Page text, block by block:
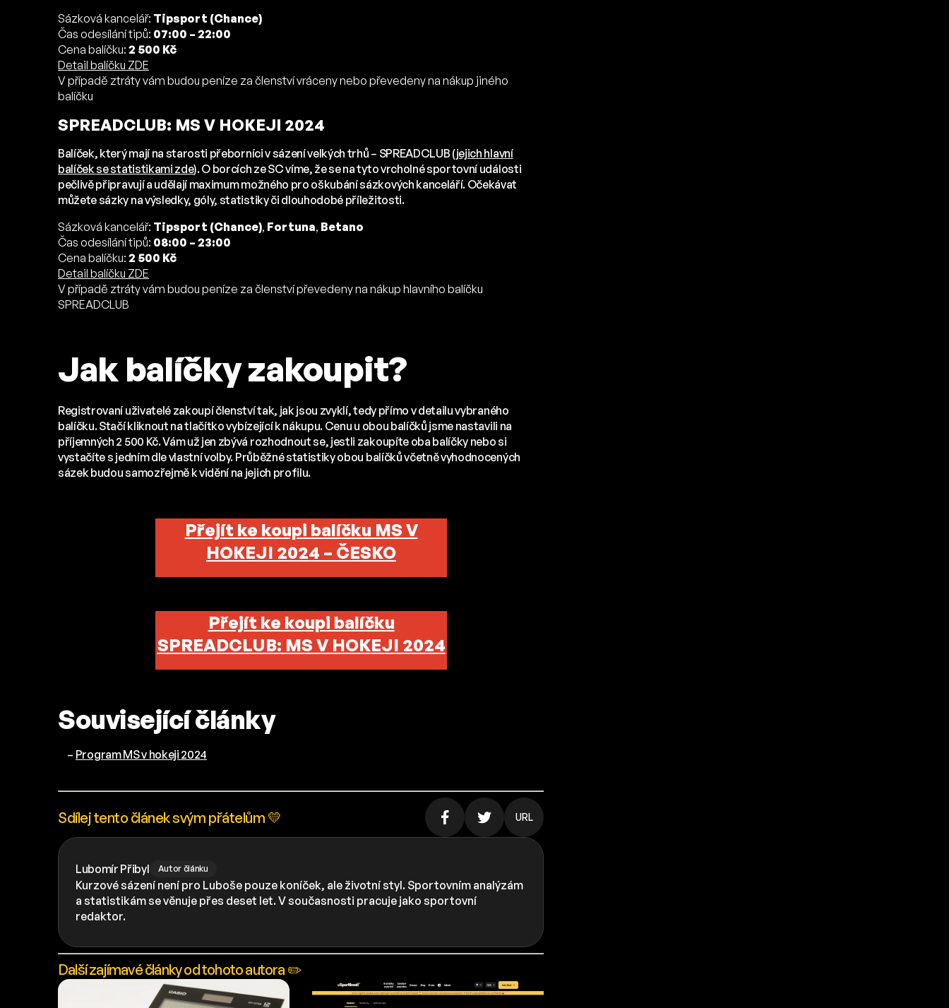
Sázková kancelář: Tipsport (Chance)
Čas odesílání tipů: 07:00 – 22:00
Cena balíčku: 2 500 Kč
Detail balíčku ZDE
V případě ztráty vám budou peníze za členství vráceny nebo převedeny na nákup jiného
balíčku
SPREADCLUB: MS V HOKEJI 2024
Balíček, který mají na starosti přeborníci v sázení velkých trhů – SPREADCLUB (jejich hlavní
balíček se statistikami zde). O borcích ze SC víme, že se na tyto vrcholné sportovní události
pečlivě připravují a udělají maximum možného pro oškubání sázkových kanceláří. Očekávat
můžete sázky na výsledky, góly, statistiky či dlouhodobé příležitosti.
Sázková kancelář: Tipsport (Chance), Fortuna, Betano
Čas odesílání tipů: 08:00 – 23:00
Cena balíčku: 2 500 Kč
Detail balíčku ZDE
V případě ztráty vám budou peníze za členství převedeny na nákup hlavního balíčku
SPREADCLUB
Jak balíčky zakoupit?
Registrovaní uživatelé zakoupí členství tak, jak jsou zvyklí, tedy přímo v detailu vybraného
balíčku. Stačí kliknout na tlačítko vybízející k nákupu. Cenu u obou balíčků jsme nastavili na
příjemných 2 500 Kč. Vám už jen zbývá rozhodnout se, jestli zakoupíte oba balíčky nebo si
vystačíte s jedním dle vlastní volby. Průběžné statistiky obou balíčků včetně vyhodnocených
sázek budou samozřejmě k vidění na jejich profilu.
Přejít ke koupi balíčku MS V
HOKEJI 2024 – ČESKO
Přejít ke koupi balíčku
SPREADCLUB: MS V HOKEJI 2024
Související články
– Program MS v hokeji 2024
Sdílej tento článek svým přátelům 💛 URL
Lubomír Přibyl Autor článku
Kurzové sázení není pro Luboše pouze koníček, ale životní styl. Sportovním analýzám
a statistikám se věnuje přes deset let. V současnosti pracuje jako sportovní
redaktor.
Další zajímavé články od tohoto autora ✏️